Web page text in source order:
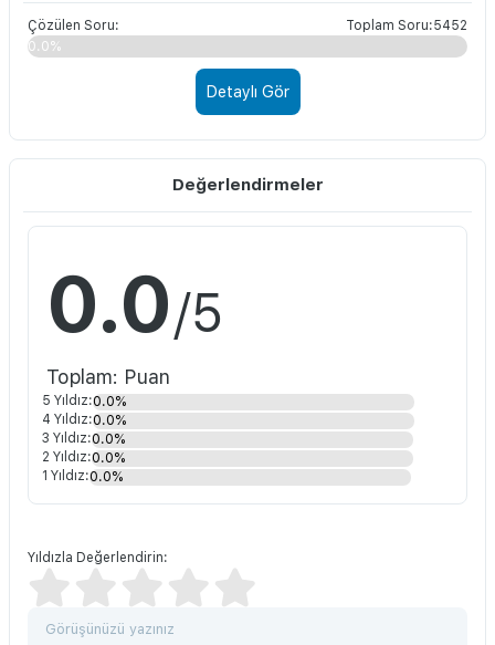
Çözülen Soru:
Toplam Soru:5452
0.0%
Detaylı Gör
Değerlendirmeler
0.0/5
Toplam: Puan
5 Yıldız:0.0%
4 Yıldız:0.0%
3 Yıldız:0.0%
2 Yıldız:0.0%
1 Yıldız:0.0%
Yıldızla Değerlendirin: